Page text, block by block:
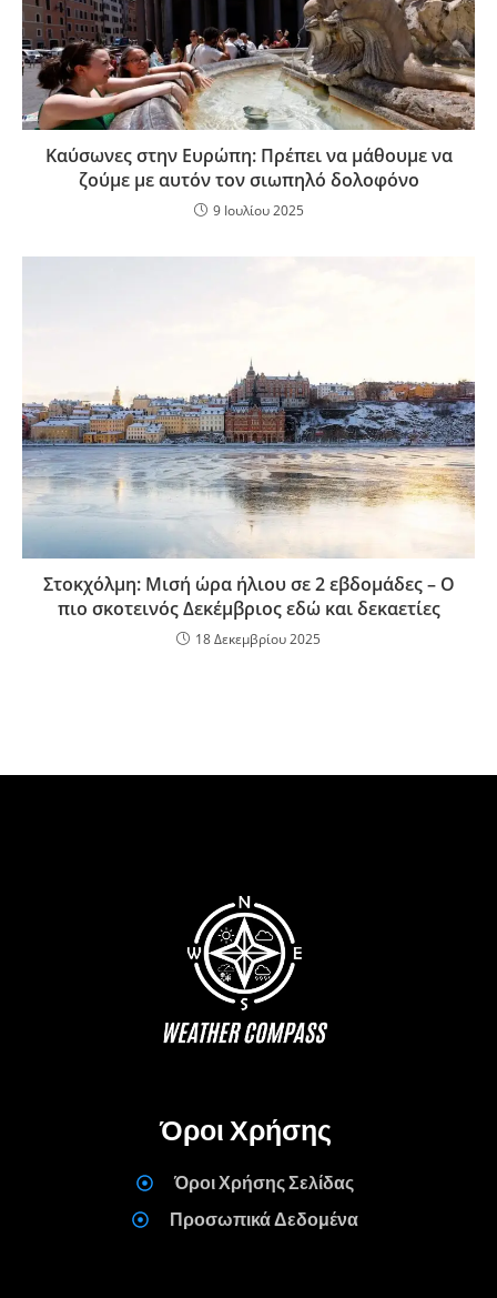
Καύσωνες στην Ευρώπη: Πρέπει να μάθουμε να
ζούμε με αυτόν τον σιωπηλό δολοφόνο
9 Ιουλίου 2025
Στοκχόλμη: Μισή ώρα ήλιου σε 2 εβδομάδες – Ο
πιο σκοτεινός Δεκέμβριος εδώ και δεκαετίες
18 Δεκεμβρίου 2025
Όροι Χρήσης
Όροι Χρήσης Σελίδας
Προσωπικά Δεδομένα